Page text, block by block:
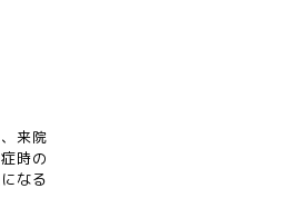
来院
時の
なる